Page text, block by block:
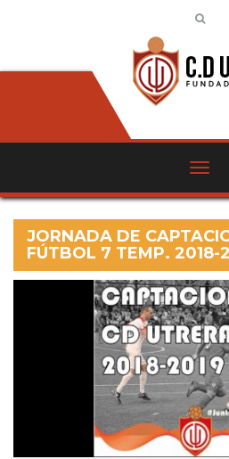
JORNADA DE
FÚTBOL 7 TEMP. 2018-